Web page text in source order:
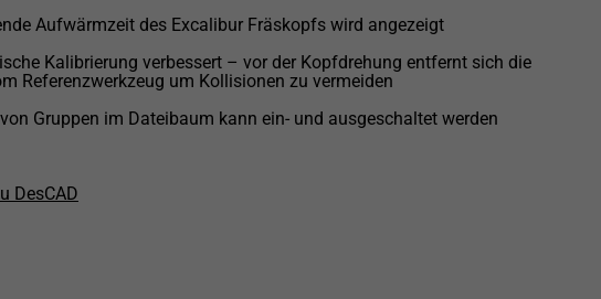
Aufwärmzeit des Excalibur Fräskopfs wird angezeigt
Kalibrierung verbessert – vor der Kopfdrehung entfernt sich die
Referenzwerkzeug um Kollisionen zu vermeiden
Gruppen im Dateibaum kann ein- und ausgeschaltet werden
DesCAD